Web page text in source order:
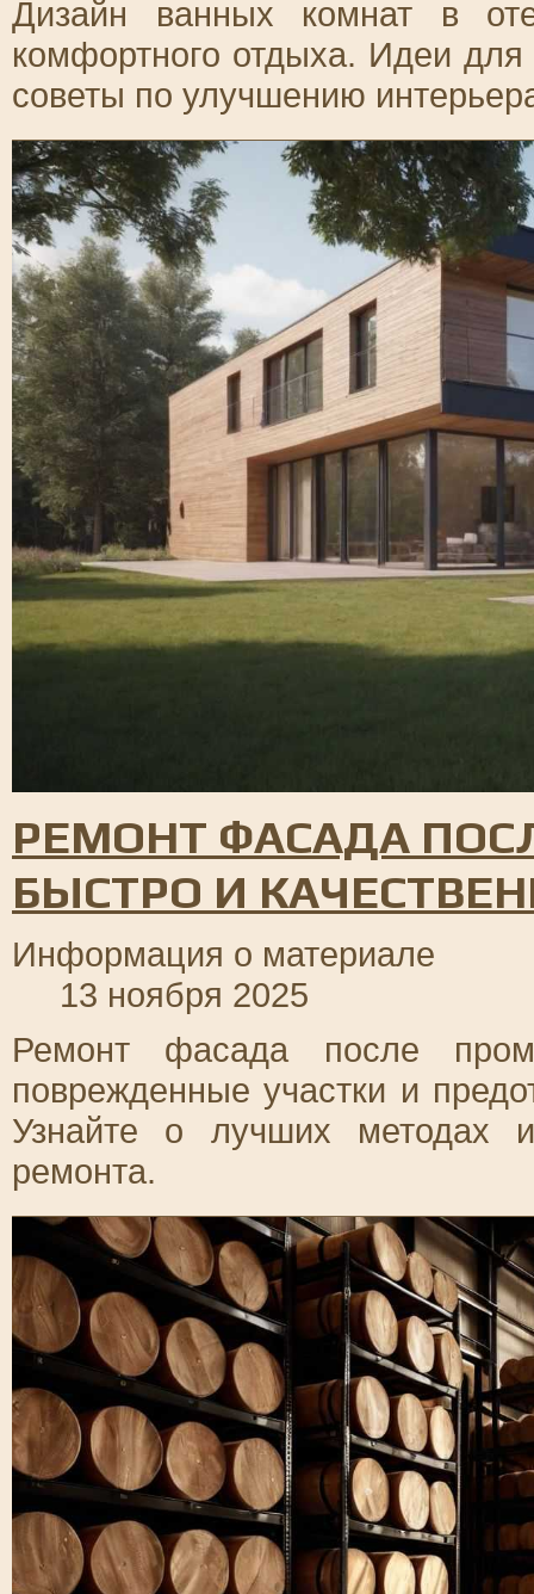
Дизайн ванных комнат в
комфортного отдыха. Идеи
советы по улучшению
РЕМОНТ ФАСАДА
БЫСТРО И
Информация о материале
13 ноября 2025
Ремонт фасада после
поврежденные участки и
Узнайте о лучших методах
ремонта.